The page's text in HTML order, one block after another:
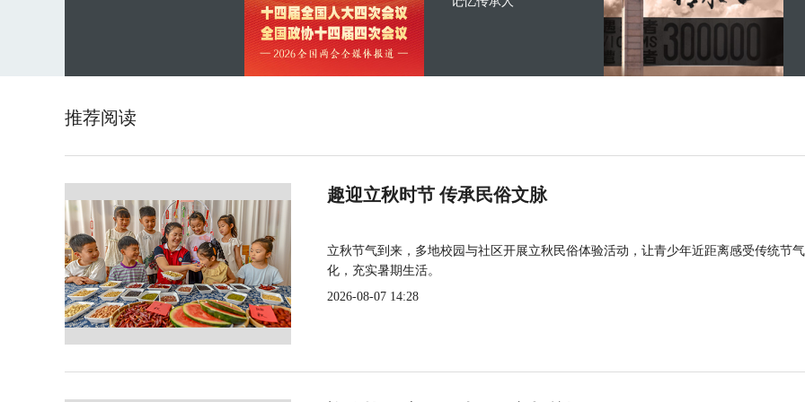
推荐阅读
趣迎立秋时节 传承民俗文脉
立秋节气到来，多地校园与社区开展立秋民俗体验活动，让青少年近距离感受传统节
化，充实暑期生活。
2026-08-07 14:28